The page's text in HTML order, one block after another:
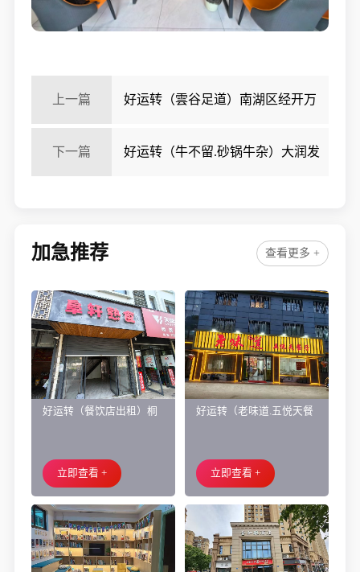
上一篇 好运转（雲谷足道）南湖区经开万
达243平方精装足浴店转让
下一篇 好运转（牛不留.砂锅牛杂）大润发
加急推荐 查看更多 +
好运转（餐饮店出租）桐
面旺铺出租
立即查看 +
好运转（老味道.五悦天餐
让、主要房租低
立即查看 +